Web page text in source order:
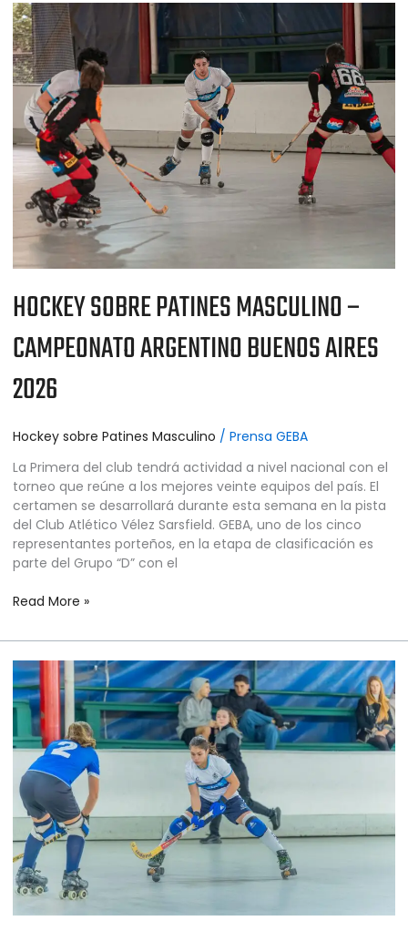
HOCKEY SOBRE PATINES MASCULINO –
CAMPEONATO ARGENTINO BUENOS AIRES
2026
Hockey sobre Patines Masculino / Prensa GEBA
La Primera del club tendrá actividad a nivel nacional con el
torneo que reúne a los mejores veinte equipos del país. El
certamen se desarrollará durante esta semana en la pista
del Club Atlético Vélez Sarsfield. GEBA, uno de los cinco
representantes porteños, en la etapa de clasificación es
parte del Grupo “D” con el
HOCKEY
SOBRE
PATINES
MASCULINO
–
CAMPEONATO
ARGENTINO
BUENOS
AIRES
2026
Read More »
HOCKEY
SOBRE
PATINES
FEMENINO
–
TORNEO
METROPOLITANO
APERTURA
2
–
FECHA
5